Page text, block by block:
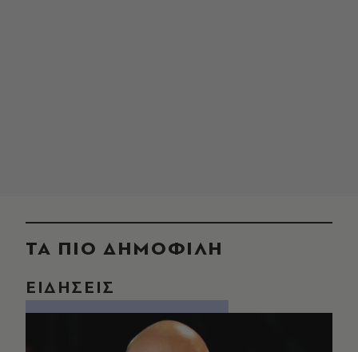
ΤΑ ΠΙΟ ΔΗΜΟΦΙΛΗ
ΕΙΔΗΣΕΙΣ